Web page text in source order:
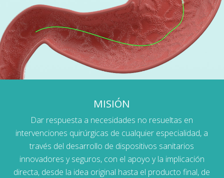
MISIÓN
Dar respuesta a necesidades no resueltas en
intervenciones quirúrgicas de cualquier especialidad, a
través del desarrollo de dispositivos sanitarios
innovadores y seguros, con el apoyo y la implicación
directa, desde la idea original hasta el producto final, de